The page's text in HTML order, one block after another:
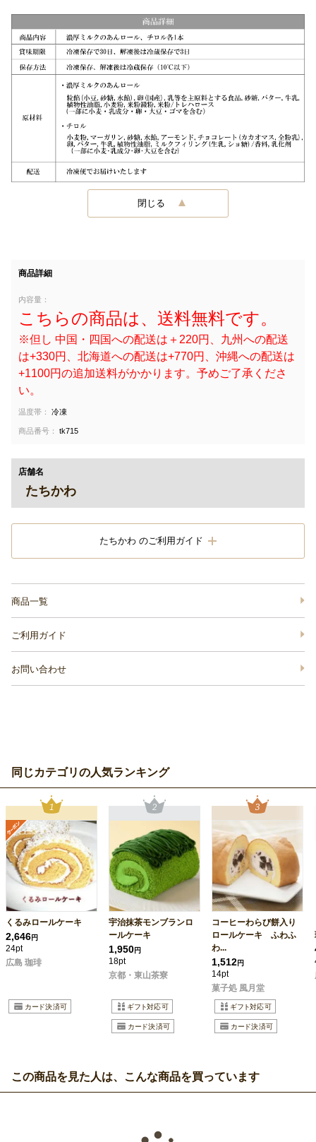
閉じる
商品詳細
内容量：
こちらの商品は、送料無料です。
※但し 中国・四国への配送は＋220円、九州への配送
は+330円、北海道への配送は+770円、沖縄への配送は
+1100円の追加送料がかかります。予めご了承くださ
い。
温度帯： 冷凍
商品番号： tk715
店舗名
たちかわ
たちかわ のご利用ガイド
商品一覧
ご利用ガイド
お問い合わせ
同じカテゴリの人気ランキング
くるみロールケーキ
2,646円
24pt
広島 珈琲
宇治抹茶モンブランロ
ールケーキ
1,950円
18pt
京都・東山茶寮
コーヒーわらび餅入り
ロールケーキ ふわふ
わ...
1,512円
14pt
菓子処 風月堂
この商品を見た人は、こんな商品を買っています